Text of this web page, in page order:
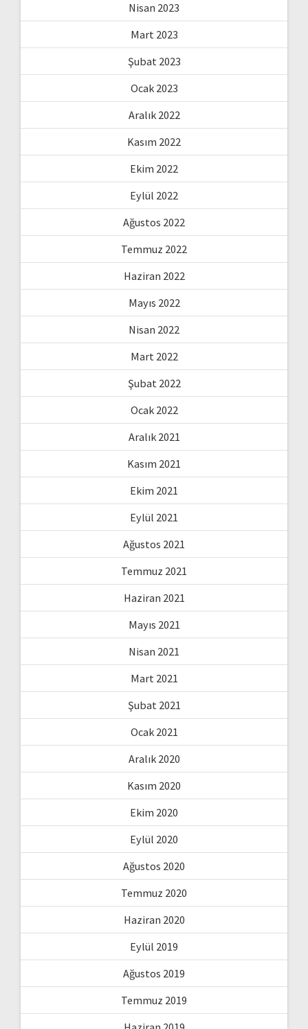
Nisan 2023
Mart 2023
Şubat 2023
Ocak 2023
Aralık 2022
Kasım 2022
Ekim 2022
Eylül 2022
Ağustos 2022
Temmuz 2022
Haziran 2022
Mayıs 2022
Nisan 2022
Mart 2022
Şubat 2022
Ocak 2022
Aralık 2021
Kasım 2021
Ekim 2021
Eylül 2021
Ağustos 2021
Temmuz 2021
Haziran 2021
Mayıs 2021
Nisan 2021
Mart 2021
Şubat 2021
Ocak 2021
Aralık 2020
Kasım 2020
Ekim 2020
Eylül 2020
Ağustos 2020
Temmuz 2020
Haziran 2020
Eylül 2019
Ağustos 2019
Temmuz 2019